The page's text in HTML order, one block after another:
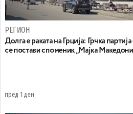
РЕГИОН
Долга е раката на Грција: Грчка
се постави споменик „Мајка
пред 1 ден